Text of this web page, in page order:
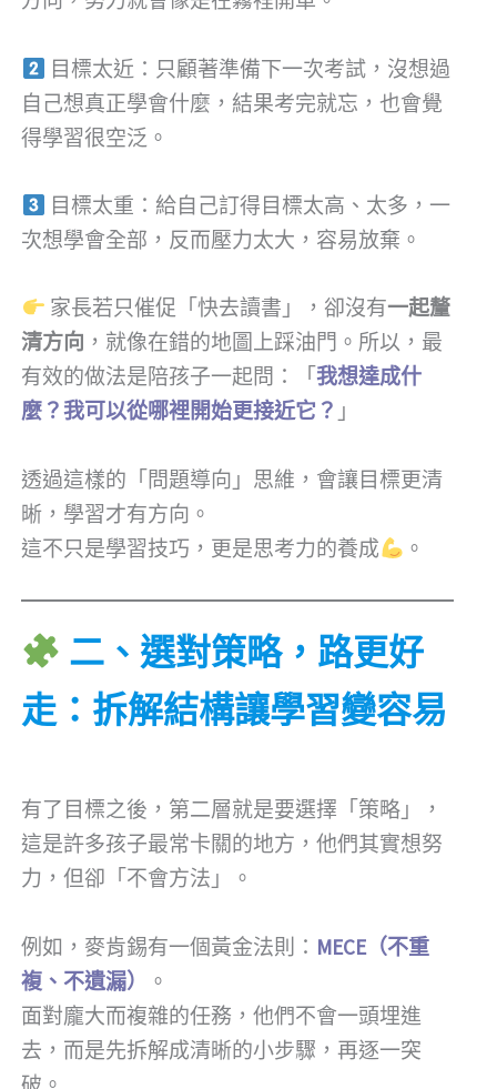
目標太近：只顧著準備下一次考試，沒想過
自己想真正學會什麼，結果考完就忘，也會覺
得學習很空泛。
目標太重：給自己訂得目標太高、太多，一
次想學會全部，反而壓力太大，容易放棄。
家長若只催促「快去讀書」，卻沒有一起釐
清方向 ，就像在錯的地圖上踩油門。所以，最
有效的做法是陪孩子一起問：「我想達成什
麼？我可以從哪裡開始更接近它？ 」
透過這樣的「問題導向」思維，會讓目標更清
晰，學習才有方向。
這不只是學習技巧，更是思考力的養成
。
二、選對策略，路更好
走：拆解結構讓學習變容易
有了目標之後，第二層就是要選擇「策略」，
這是許多孩子最常卡關的地方，他們其實想努
力，但卻「不會方法」。
例如，麥肯錫有一個黃金法則： MECE（不重
複、不遺漏）
。
面對龐大而複雜的任務，他們不會一頭埋進
去，而是先拆解成清晰的小步驟，再逐一突